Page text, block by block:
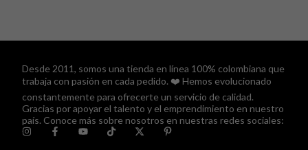
Desde 2011, somos una tienda en línea 100% colombiana que
trabaja con pasión en cada pedido. ❤️ Hemos evolucionado
constantemente para ofrecerte un servicio de calidad.
Gracias por apoyar el talento y el emprendimiento en nuestro
país. Conoce más sobre nosotros en nuestras redes sociales: